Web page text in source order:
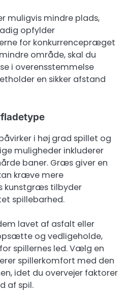
muligvis mindre plads,
opfylder
for konkurrencepræget
område, skal du
i overensstemmelse
en sikker afstand
i høj grad spillet og
muligheder inkluderer
baner. Græs giver en
kræve mere
kunstgræs tilbyder
spillebarhed.
lavet af asfalt eller
og vedligeholde,
spillernes led. Vælg en
spillerkomfort med den
idet du overvejer faktorer
af spil.